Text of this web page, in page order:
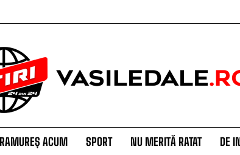
ACUM SPORT NU MERITĂ RATAT DE